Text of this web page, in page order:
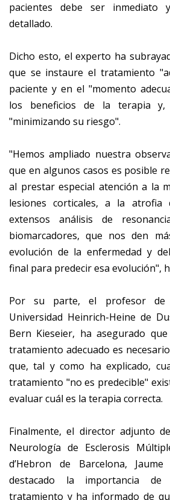
pacientes debe ser inmediato
detallado.
Dicho esto, el experto ha
que se instaure el tratamiento
paciente y en el "momento
los beneficios de la terapia
"minimizando su riesgo".
"Hemos ampliado nuestra
que en algunos casos es posible
al prestar especial atención a la
lesiones corticales, a la atrofia
extensos análisis de
biomarcadores, que nos den
evolución de la enfermedad y
final para predecir esa evolución",
Por su parte, el profesor de
Universidad Heinrich-Heine de
Bern Kieseier, ha asegurado
tratamiento adecuado es
que, tal y como ha explicado,
tratamiento "no es predecible"
evaluar cuál es la terapia correcta.
Finalmente, el director adjunto
Neurología de Esclerosis
d’Hebron de Barcelona,
destacado la importancia
tratamiento y ha informado de